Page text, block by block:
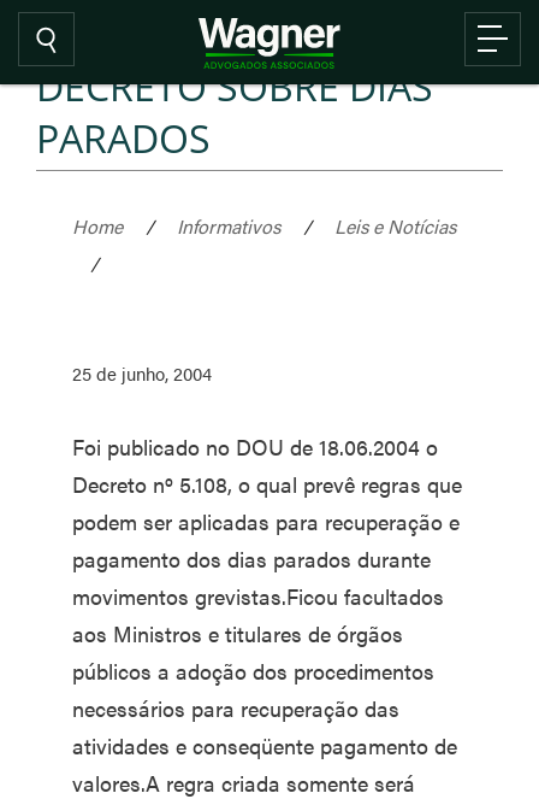
DECRETO SOBRE DIAS
PARADOS
Home / Informativos /
Leis e Notícias
/
25 de junho, 2004
Foi publicado no DOU de 18.06.2004 o
Decreto nº 5.108, o qual prevê regras que
podem ser aplicadas para recuperação e
pagamento dos dias parados durante
movimentos grevistas.Ficou facultados
aos Ministros e titulares de órgãos
públicos a adoção dos procedimentos
necessários para recuperação das
atividades e conseqüente pagamento de
valores.A regra criada somente será